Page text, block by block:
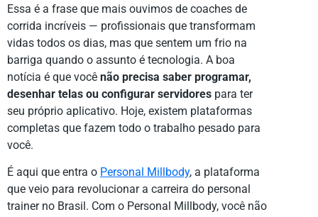
Essa é a frase que mais ouvimos de coaches de
corrida incríveis — profissionais que transformam
vidas todos os dias, mas que sentem um frio na
barriga quando o assunto é tecnologia. A boa
notícia é que você não precisa saber programar,
desenhar telas ou configurar servidores para ter
seu próprio aplicativo. Hoje, existem plataformas
completas que fazem todo o trabalho pesado para
você.
É aqui que entra o Personal Millbody, a plataforma
que veio para revolucionar a carreira do personal
trainer no Brasil. Com o Personal Millbody, você não